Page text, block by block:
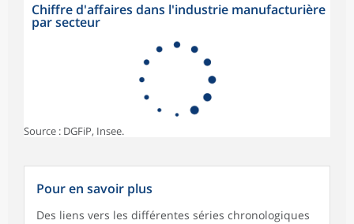
Chiffre d'affaires dans l'industrie manufacturière
par secteur
Source : DGFiP, Insee.
Pour en savoir plus
Des liens vers les différentes séries chronologiques